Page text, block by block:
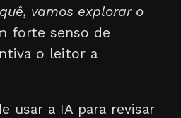
vamos explorar o
forte senso de
o leitor a
usar a IA para revisar